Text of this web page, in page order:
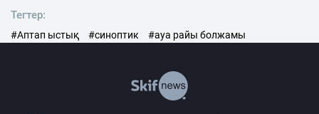
Тегтер:
#Аптап ыстық #синоптик #ауа райы болжамы